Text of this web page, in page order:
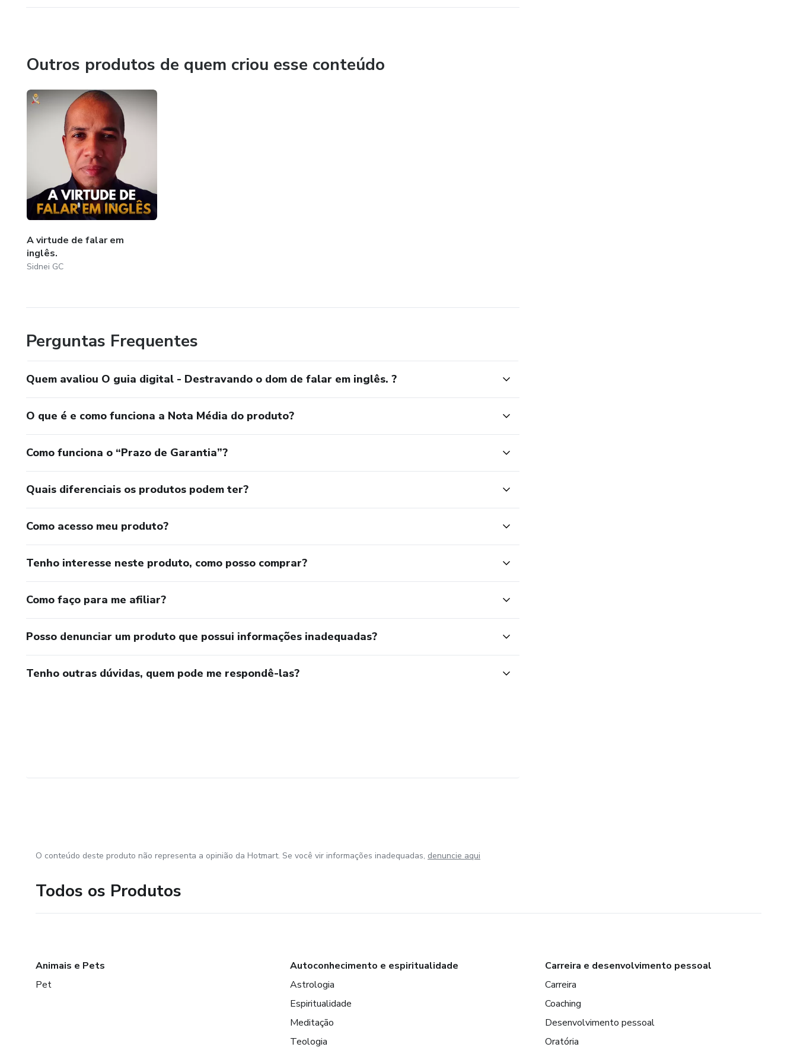
Outros produtos de quem criou esse conteúdo
A virtude de falar em
inglês.
Sidnei GC
Perguntas Frequentes
Quem avaliou O guia digital - Destravando o dom de falar em inglês. ?
O que é e como funciona a Nota Média do produto?
Como funciona o “Prazo de Garantia”?
Quais diferenciais os produtos podem ter?
Como acesso meu produto?
Tenho interesse neste produto, como posso comprar?
Como faço para me afiliar?
Posso denunciar um produto que possui informações inadequadas?
Tenho outras dúvidas, quem pode me respondê-las?
O conteúdo deste produto não representa a opinião da Hotmart. Se você vir informações inadequadas, denuncie aqui
Todos os Produtos
Animais e Pets
Pet
Autoconhecimento e espiritualidade
Astrologia
Espiritualidade
Meditação
Teologia
Carreira e desenvolvimento pessoal
Carreira
Coaching
Desenvolvimento pessoal
Oratória